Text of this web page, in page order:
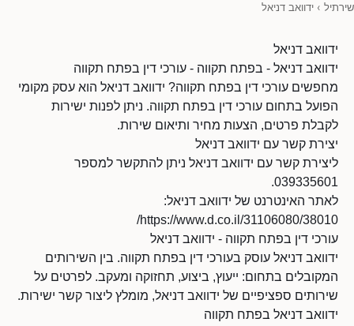
שירתיל › ידוואב דניאל
ידוואב דניאל
ידוואב דניאל - בפתח תקווה - עורכי דין בפתח תקווה
מחפשים עורכי דין בפתח תקווה? ידוואב דניאל הוא עסק מקומי
הפועל בתחום עורכי דין בפתח תקווה. ניתן לפנות ישירות
לקבלת פרטים, הצעות מחיר ותיאום שירות.
יצירת קשר עם ידוואב דניאל
ליצירת קשר עם ידוואב דניאל ניתן להתקשר למספר
039335601.
לאתר האינטרנט של ידוואב דניאל:
https://www.d.co.il/31106080/38010/
עורכי דין בפתח תקווה - ידוואב דניאל
ידוואב דניאל עוסק בעורכי דין בפתח תקווה. בין השירותים
המקובלים בתחום: ייעוץ, ביצוע, תחזוקה ומעקב. לפרטים על
שירותים ספציפיים של ידוואב דניאל, מומלץ ליצור קשר ישירות.
ידוואב דניאל בפתח תקווה